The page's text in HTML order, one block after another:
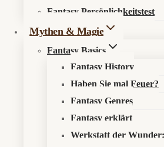
Fantasy Persönlichkeitstest
Mythen & Magie
Fantasy Basics
Fantasy History
Haben Sie mal Feuer?
Fantasy Genres
Fantasy erklärt
Werkstatt der
den Dreck kriechen
Gassenküche mit Zauberschaden
geht weiter: Staffel 3 ist in